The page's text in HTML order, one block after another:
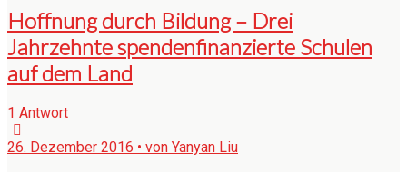
Hoffnung durch Bildung – Drei
Jahrzehnte spendenfinanzierte Schulen
auf dem Land
1 Antwort
26. Dezember 2016 • von Yanyan Liu